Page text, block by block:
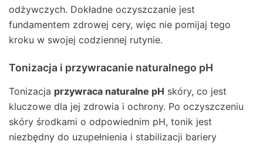
odżywczych. Dokładne oczyszczanie jest
fundamentem zdrowej cery, więc nie pomijaj tego
kroku w swojej codziennej rutynie.
Tonizacja i przywracanie naturalnego pH
Tonizacja przywraca naturalne pH skóry, co jest
kluczowe dla jej zdrowia i ochrony. Po oczyszczeniu
skóry środkami o odpowiednim pH, tonik jest
niezbędny do uzupełnienia i stabilizacji bariery